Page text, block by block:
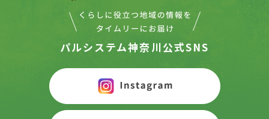
パルシステム神奈川公式SNS